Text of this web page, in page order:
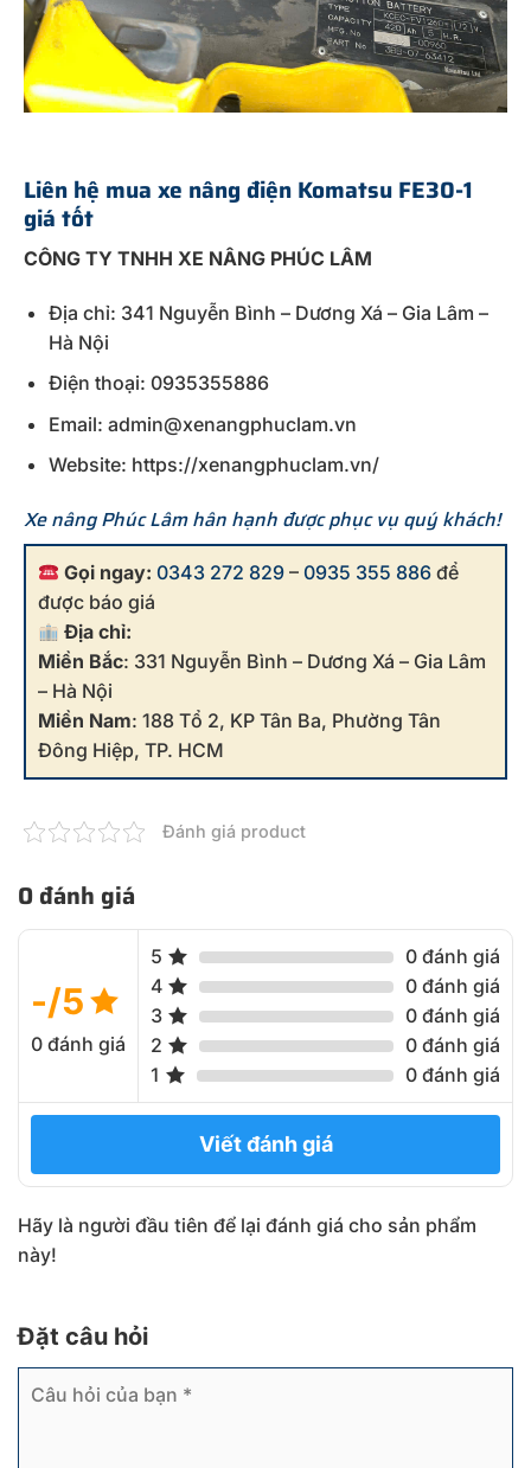
Liên hệ mua xe nâng điện Komatsu FE30-1
giá tốt
CÔNG TY TNHH XE NÂNG PHÚC LÂM
Địa chỉ: 341 Nguyễn Bình – Dương Xá – Gia Lâm –
Hà Nội
Điện thoại: 0935355886
Email: admin@xenangphuclam.vn
Website: https://xenangphuclam.vn/
Xe nâng Phúc Lâm hân hạnh được phục vụ quý khách!
Gọi ngay: 0343 272 829 –0935 355 886 để
được báo giá
Địa chỉ:
Miền Bắc: 331 Nguyễn Bình – Dương Xá – Gia Lâm
– Hà Nội
Miền Nam: 188 Tổ 2, KP Tân Ba, Phường Tân
Đông Hiệp, TP. HCM
Đánh giá product
0 đánh giá
-/5
0 đánh giá
5
0 đánh giá
4
0 đánh giá
3
0 đánh giá
2
0 đánh giá
1
0 đánh giá
Viết đánh giá
Hãy là người đầu tiên để lại đánh giá cho sản phẩm
này!
Đặt câu hỏi